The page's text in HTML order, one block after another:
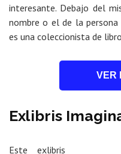
interesante. Debajo del
nombre o el de la
es una coleccionista de
VER
Exlibris
Este exlibris